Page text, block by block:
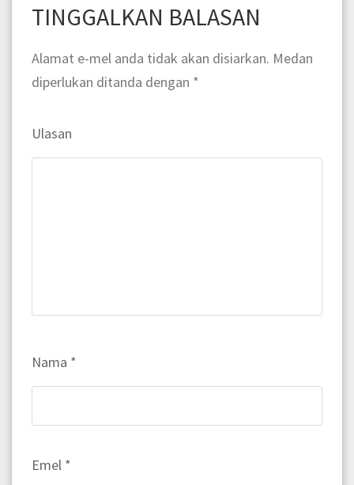
TINGGALKAN BALASAN
Alamat e-mel anda tidak akan disiarkan. Medan
diperlukan ditanda dengan *
Ulasan
Nama *
Emel *